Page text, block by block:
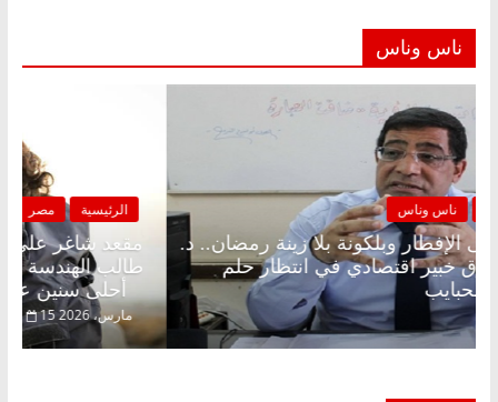
ناس وناس
مقعد
طالب
أحلى سنين عمره بتضيع في السجن
15 مارس،
الرئيسية مصر ناس وناس
شاغر على الإفطار وبلكونة بلا زينة رمضان.. د.
فاروق خبير اقتصادي في انتظار حلم
22 فبراير، 2026